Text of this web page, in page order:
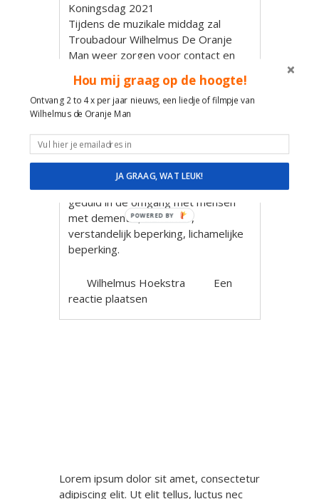
Koningsdag 2021
Tijdens de muzikale middag zal
Troubadour Wilhelmus De Oranje
Man weer zorgen voor contact en
plezier met de vele bekende liedjes.
Maak met liedjes contact en plezier!
Wilhelmus de Oranje Man
Muzikale reis door de tijd en feest
van herkenning met Hollandse
liedjes van Toen en nu!
Veel ervaring, plezier, ruimte en
geduld in de omgang met mensen
met dementie, alzheimer,
verstandelijk beperking, lichamelijke
beperking.
Wilhelmus Hoekstra
Een
reactie plaatsen
Lorem ipsum dolor sit amet, consectetur
adipiscing elit. Ut elit tellus, luctus nec
Hou mij graag op de hoogte!
Ontvang 2 to 4 x per jaar nieuws, een liedje of filmpje van
Wilhelmus de Oranje Man
JA GRAAG, WAT LEUK!
POWERED BY